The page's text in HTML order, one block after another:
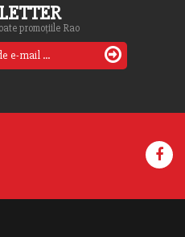
promoțiile Rao